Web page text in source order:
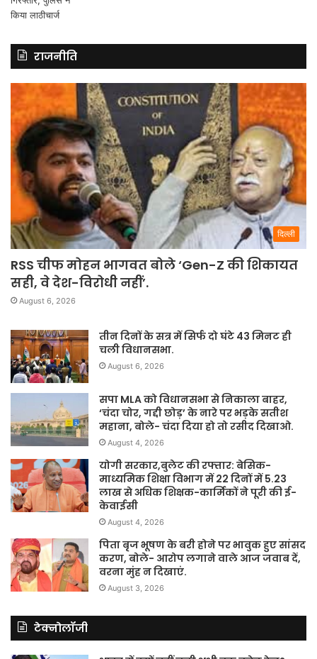
राजनीति
दिल्ली
RSS चीफ मोहन भागवत बोले ‘Gen-Z की शिकायत
सही, वे देश-विरोधी नहीं’.
August 6, 2026
तीन दिनों के सत्र में सिर्फ दो घंटे 43 मिनट ही
चली विधानसभा.
August 6, 2026
सपा MLA को विधानसभा से निकाला बाहर,
‘चंदा चोर, गद्दी छोड़’ के नारे पर भड़के सतीश
महाना, बोले- चंदा दिया हो तो रसीद दिखाओ.
August 4, 2026
योगी सरकार,बुलेट की रफ्तार: बेसिक-
माध्यमिक शिक्षा विभाग में 22 दिनों में 5.23
लाख से अधिक शिक्षक-कार्मिकों ने पूरी की ई-
केवाईसी
August 4, 2026
पिता बृज भूषण के बरी होने पर भावुक हुए सांसद
करण, बोले- आरोप लगाने वाले आज जवाब दें,
वरना मुंह न दिखाएं.
August 3, 2026
टेक्नोलॉजी